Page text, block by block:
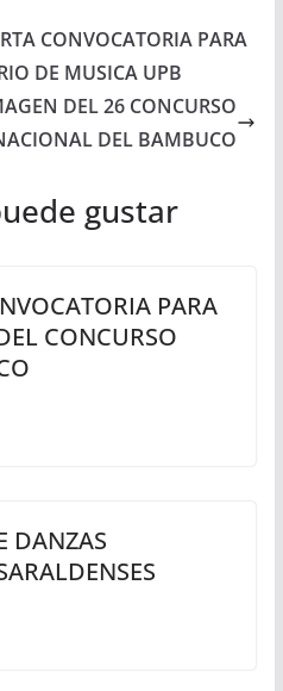
CONVOCATORIA PARA
DE MUSICA UPB
DEL 26 CONCURSO
DEL BAMBUCO
gustar
PARA
CONCURSO
DANZAS